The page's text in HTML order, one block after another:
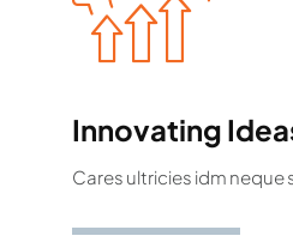
Innovating
Cares ultricies idm neque